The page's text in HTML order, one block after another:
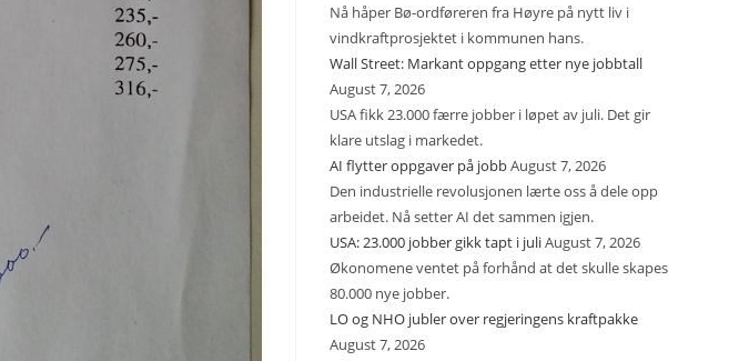
Nå håper Bø-ordføreren fra Høyre på nytt liv i
vindkraftprosjektet i kommunen hans.
Wall Street: Markant oppgang etter nye jobbtall
August 7, 2026
USA fikk 23.000 færre jobber i løpet av juli. Det gir
klare utslag i markedet.
AI flytter oppgaver på jobbAugust 7, 2026
Den industrielle revolusjonen lærte oss å dele opp
arbeidet. Nå setter AI det sammen igjen.
USA: 23.000 jobber gikk tapt i juliAugust 7, 2026
Økonomene ventet på forhånd at det skulle skapes
80.000 nye jobber.
LO og NHO jubler over regjeringens kraftpakke
August 7, 2026